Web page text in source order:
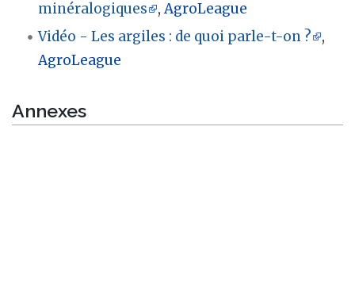
minéralogiques
,AgroLeague
Vidéo - Les argiles : de quoi parle-t-on ?
,
AgroLeague
Annexes